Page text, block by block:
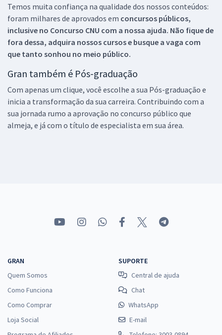
Temos muita confiança na qualidade dos nossos conteúdos:
foram milhares de aprovados em concursos públicos,
inclusive no Concurso CNU com a nossa ajuda. Não fique de
fora dessa, adquira nossos cursos e busque a vaga com
que tanto sonhou no meio público.
Gran também é Pós-graduação
Com apenas um clique, você escolhe a sua Pós-graduação e
inicia a transformação da sua carreira. Contribuindo com a
sua jornada rumo a aprovação no concurso público que
almeja, e já com o título de especialista em sua área.
GRAN
Quem Somos
Como Funciona
Como Comprar
Loja Social
SUPORTE
Central de ajuda
Chat
WhatsApp
E-mail